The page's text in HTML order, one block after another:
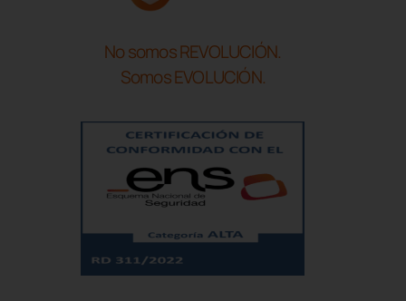
No somos REVOLUCIÓN.
Somos EVOLUCIÓN.